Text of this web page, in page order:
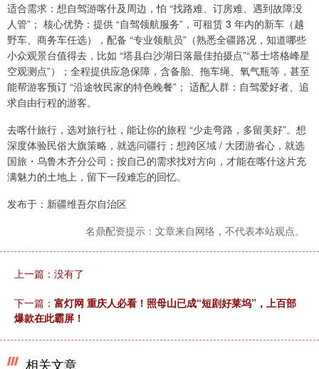
适合需求：想自驾游喀什及周边，怕 “找路难、订房难、遇到故障没
人管”； 核心优势：提供 “自驾领航服务”，可租赁 3 年内的新车（越
野车、商务车任选），配备 “专业领航员”（熟悉全疆路况，知道哪些
小众观景台值得去，比如 “塔县白沙湖日落最佳拍摄点”“慕士塔格峰星
空观测点”）；全程提供应急保障，含备胎、拖车绳、氧气瓶等，甚至
能帮游客预订 “沿途牧民家的特色晚餐”； 适配人群：自驾爱好者、追
求自由行程的游客。
去喀什旅行，选对旅行社，能让你的旅程 “少走弯路，多留美好”。想
深度体验民俗大旗策略，就选问疆行；想跨区域 / 大团游省心，就选
国旅・乌鲁木齐分公司；按自己的需求找对方向，才能在喀什这片充
满魅力的土地上，留下一段难忘的回忆。
发布于：新疆维吾尔自治区
名鼎配资提示：文章来自网络，不代表本站观点。
上一篇：没有了
下一篇： 富灯网 重庆人必看！照母山已成“短剧好莱坞”，上百部
爆款在此霸屏！
相关文章